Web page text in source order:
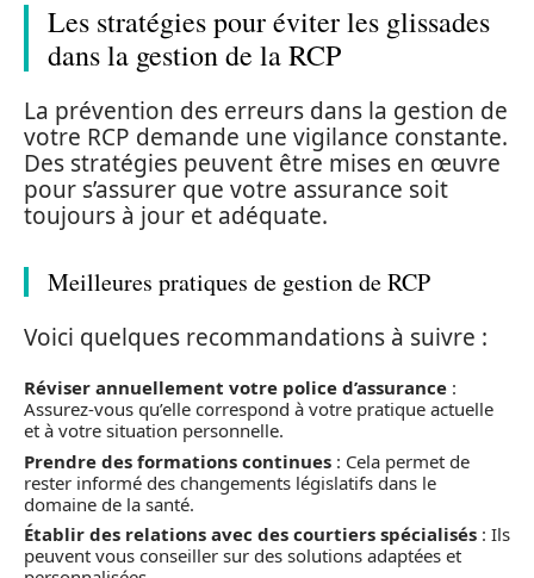
Les stratégies pour éviter les glissades
dans la gestion de la RCP
La prévention des erreurs dans la gestion de
votre RCP demande une vigilance constante.
Des stratégies peuvent être mises en œuvre
pour s’assurer que votre assurance soit
toujours à jour et adéquate.
Meilleures pratiques de gestion de RCP
Voici quelques recommandations à suivre :
Réviser annuellement votre police d’assurance :
Assurez-vous qu’elle correspond à votre pratique actuelle
et à votre situation personnelle.
Prendre des formations continues : Cela permet de
rester informé des changements législatifs dans le
domaine de la santé.
Établir des relations avec des courtiers spécialisés : Ils
peuvent vous conseiller sur des solutions adaptées et